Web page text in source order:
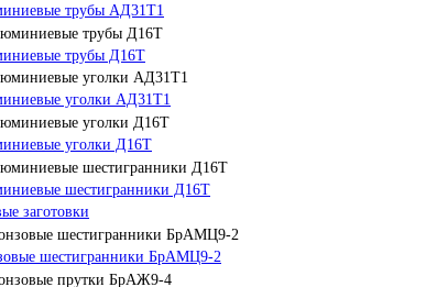
трубы АД31Т1
трубы Д16Т
уголки АД31Т1
уголки Д16Т
шестигранники Д16Т
заготовки
шестигранники БрАМЦ9-2